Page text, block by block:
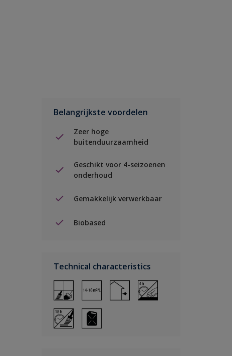
Belangrijkste voordelen
Zeer hoge
buitenduurzaamheid
Geschikt voor 4-seizoenen
onderhoud
Gemakkelijk verwerkbaar
Biobased
Technical characteristics